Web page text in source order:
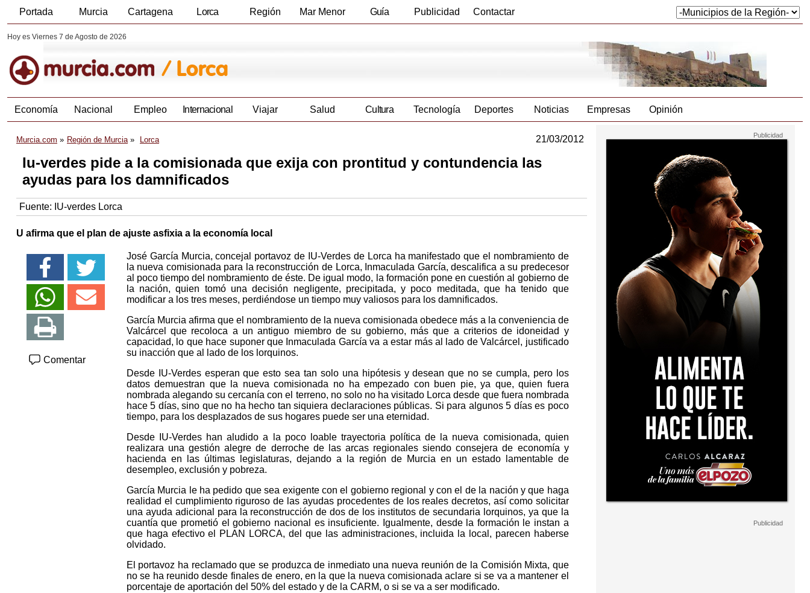
Portada Murcia Cartagena Lorca Región Mar Menor Guía Publicidad Contactar
Hoy es Viernes 7 de Agosto de 2026
Economía Nacional Empleo Internacional Viajar Salud Cultura Tecnología Deportes Noticias Empresas Opinión
Murcia.com Región de Murcia Lorca 21/03/2012
Iu-verdes pide a la comisionada que exija con prontitud y contundencia las
ayudas para los damnificados
Fuente: IU-verdes Lorca
U afirma que el plan de ajuste asfixia a la economía local
Comentar
José García Murcia, concejal portavoz de IU-Verdes de Lorca ha manifestado que el nombramiento de
la nueva comisionada para la reconstrucción de Lorca, Inmaculada García, descalifica a su predecesor
al poco tiempo del nombramiento de éste. De igual modo, la formación pone en cuestión al gobierno de
la nación, quien tomó una decisión negligente, precipitada, y poco meditada, que ha tenido que
modificar a los tres meses, perdiéndose un tiempo muy valiosos para los damnificados.
García Murcia afirma que el nombramiento de la nueva comisionada obedece más a la conveniencia de
Valcárcel que recoloca a un antiguo miembro de su gobierno, más que a criterios de idoneidad y
capacidad, lo que hace suponer que Inmaculada García va a estar más al lado de Valcárcel, justificado
su inacción que al lado de los lorquinos.
Desde IU-Verdes esperan que esto sea tan solo una hipótesis y desean que no se cumpla, pero los
datos demuestran que la nueva comisionada no ha empezado con buen pie, ya que, quien fuera
nombrada alegando su cercanía con el terreno, no solo no ha visitado Lorca desde que fuera nombrada
hace 5 días, sino que no ha hecho tan siquiera declaraciones públicas. Si para algunos 5 días es poco
tiempo, para los desplazados de sus hogares puede ser una eternidad.
Desde IU-Verdes han aludido a la poco loable trayectoria política de la nueva comisionada, quien
realizara una gestión alegre de derroche de las arcas regionales siendo consejera de economía y
hacienda en las últimas legislaturas, dejando a la región de Murcia en un estado lamentable de
desempleo, exclusión y pobreza.
García Murcia le ha pedido que sea exigente con el gobierno regional y con el de la nación y que haga
realidad el cumplimiento riguroso de las ayudas procedentes de los reales decretos, así como solicitar
una ayuda adicional para la reconstrucción de dos de los institutos de secundaria lorquinos, ya que la
cuantía que prometió el gobierno nacional es insuficiente. Igualmente, desde la formación le instan a
que haga efectivo el PLAN LORCA, del que las administraciones, incluida la local, parecen haberse
olvidado.
El portavoz ha reclamado que se produzca de inmediato una nueva reunión de la Comisión Mixta, que
no se ha reunido desde finales de enero, en la que la nueva comisionada aclare si se va a mantener el
porcentaje de aportación del 50% del estado y de la CARM, o si se va a ser modificado.